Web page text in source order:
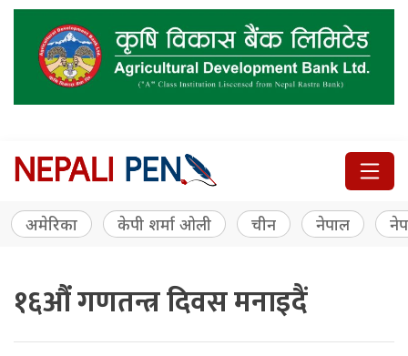
अमेरिका केपी शर्मा ओली चीन नेपाल
१६औं गणतन्त्र दिवस मनाइदैं